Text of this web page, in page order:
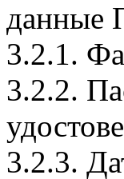
данные
3.2.1.
3.2.2.
3.2.3.